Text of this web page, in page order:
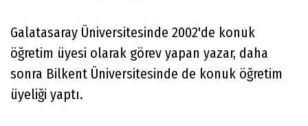
Galatasaray Üniversitesinde 2002'de konuk
öğretim üyesi olarak görev yapan yazar, daha
sonra Bilkent Üniversitesinde de konuk öğretim
üyeliği yaptı.